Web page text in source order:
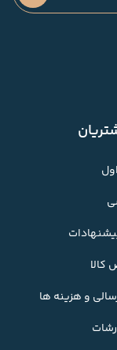
کالا
و هزینه ها